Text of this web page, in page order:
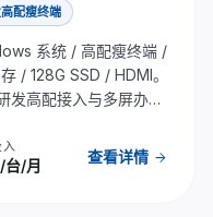
配瘦终端
系统 / 高配瘦终端 /
/ 128G SSD / HDMI。
发高配接入与多屏办公
入
/台/月 查看详情 arrow_forward